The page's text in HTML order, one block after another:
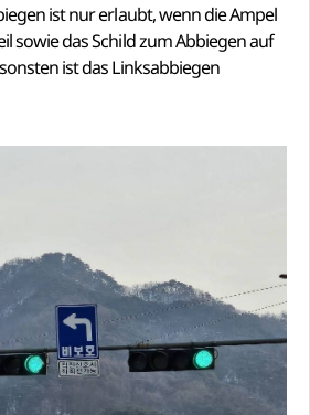
ist nur erlaubt, wenn die Ampel
sowie das Schild zum Abbiegen auf
ist das Linksabbiegen